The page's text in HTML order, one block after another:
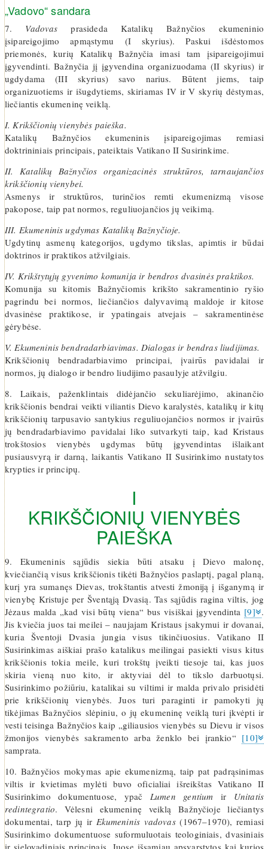
„Vadovo“ sandara
7. Vadovas prasideda Katalikų Bažnyčios ekumeninio
įsipareigojimo apmąstymu (I skyrius). Paskui išdėstomos
priemonės, kurių Katalikų Bažnyčia imasi tam įsipareigojimui
įgyvendinti. Bažnyčia jį įgyvendina organizuodama (II skyrius) ir
ugdydama (III skyrius) savo narius. Būtent jiems, taip
organizuotiems ir išugdytiems, skiriamas IV ir V skyrių dėstymas,
liečiantis ekumeninę veiklą.
I. Krikščionių vienybės paieška.
Katalikų Bažnyčios ekumeninis įsipareigojimas remiasi
doktrininiais principais, pateiktais Vatikano II Susirinkime.
II. Katalikų Bažnyčios organizacinės struktūros, tarnaujančios
krikščionių vienybei.
Asmenys ir struktūros, turinčios remti ekumenizmą visose
pakopose, taip pat normos, reguliuojančios jų veikimą.
III. Ekumeninis ugdymas Katalikų Bažnyčioje.
Ugdytinų asmenų kategorijos, ugdymo tikslas, apimtis ir būdai
doktrinos ir praktikos atžvilgiais.
IV. Krikštytųjų gyvenimo komunija ir bendros dvasinės praktikos.
Komunija su kitomis Bažnyčiomis krikšto sakramentinio ryšio
pagrindu bei normos, liečiančios dalyvavimą maldoje ir kitose
dvasinėse praktikose, ir ypatingais atvejais – sakramentinėse
gėrybėse.
V. Ekumeninis bendradarbiavimas. Dialogas ir bendras liudijimas.
Krikščionių bendradarbiavimo principai, įvairūs pavidalai ir
normos, jų dialogo ir bendro liudijimo pasaulyje atžvilgiu.
8. Laikais, paženklintais didėjančio sekuliarėjimo, akinančio
krikščionis bendrai veikti viliantis Dievo karalystės, katalikų ir kitų
krikščionių tarpusavio santykius reguliuojančios normos ir įvairūs
jų bendradarbiavimo pavidalai liko sutvarkyti taip, kad Kristaus
trokštosios vienybės ugdymas būtų įgyvendintas išlaikant
pusiausvyrą ir darną, laikantis Vatikano II Susirinkimo nustatytos
krypties ir principų.
I
KRIKŠČIONIŲ VIENYBĖS
PAIEŠKA
9. Ekumeninis sąjūdis siekia būti atsaku į Dievo malonę,
kviečiančią visus krikščionis tikėti Bažnyčios paslaptį, pagal planą,
kurį yra sumanęs Dievas, trokštantis atvesti žmoniją į išganymą ir
vienybę Kristuje per Šventąją Dvasią. Tas sąjūdis ragina viltis, jog
Jėzaus malda „kad visi būtų viena“ bus visiškai įgyvendinta [9] .
Jis kviečia juos tai meilei – naujajam Kristaus įsakymui ir dovanai,
kuria Šventoji Dvasia jungia visus tikinčiuosius. Vatikano II
Susirinkimas aiškiai prašo katalikus meilingai pasiekti visus kitus
krikščionis tokia meile, kuri trokštų įveikti tiesoje tai, kas juos
skiria vieną nuo kito, ir aktyviai dėl to tikslo darbuotųsi.
Susirinkimo požiūriu, katalikai su viltimi ir malda privalo prisidėti
prie krikščionių vienybės. Juos turi paraginti ir pamokyti jų
tikėjimas Bažnyčios slėpiniu, o jų ekumeninę veiklą turi įkvėpti ir
vesti teisinga Bažnyčios kaip „giliausios vienybės su Dievu ir visos
žmonijos vienybės sakramento arba ženklo bei įrankio“ [10]
samprata.
10. Bažnyčios mokymas apie ekumenizmą, taip pat padrąsinimas
viltis ir kvietimas mylėti buvo oficialiai išreikštas Vatikano II
Susirinkimo dokumentuose, ypač Lumen gentium ir Unitatis
redintegratio. Vėlesni ekumeninę veiklą Bažnyčioje liečiantys
dokumentai, tarp jų ir Ekumeninis vadovas(1967–1970), remiasi
Susirinkimo dokumentuose suformuluotais teologiniais, dvasiniais
ir sielovadiniais principais. Juose išsamiau apsvarstytos kai kurios